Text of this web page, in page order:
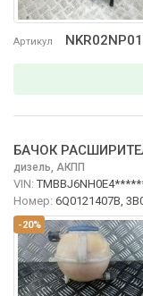
Артикул NKR02NP01
-20%
БАЧОК
дизель, АКПП
VIN:
Номер: 6Q0121407B,